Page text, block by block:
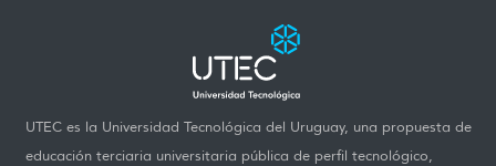
UTEC es la Universidad Tecnológica del Uruguay, una propuesta de
educación terciaria universitaria pública de perfil tecnológico,